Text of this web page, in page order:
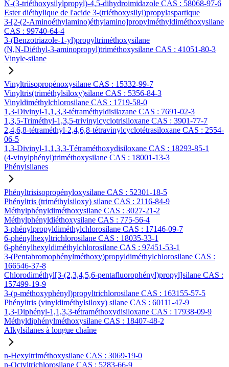
N-(3-triéthoxysilylpropyl)-4,5-dihydroimidazole CAS : 58068-97-6
Ester diéthylique de l'acide 3-(triéthoxysilyl)propylaspartique
3-[2-(2-Aminoéthylamino)éthylamino]propylméthyldiméthoxysilane
CAS : 99740-64-4
3-(Benzotriazole-1-yl)propyltriméthoxysilane
(N,N-Diéthyl-3-aminopropyl)triméthoxysilane CAS : 41051-80-3
Vinyle-silane
Vinyltriisopropénoxysilane CAS : 15332-99-7
Vinyltris(triméthylsiloxy)silane CAS : 5356-84-3
Vinyldiméthylchlorosilane CAS : 1719-58-0
1,3-Divinyl-1,1,3,3-tétraméthyldisilazane CAS : 7691-02-3
1,3,5-Triméthyl-1,3,5-trivinylcyclotrisiloxane CAS : 3901-77-7
2,4,6,8-tétraméthyl-2,4,6,8-tétravinylcyclotétrasiloxane CAS : 2554-
06-5
1,3-Divinyl-1,1,3,3-Tétraméthoxydisiloxane CAS : 18293-85-1
(4-vinylphényl)triméthoxysilane CAS : 18001-13-3
Phénylsilanes
Phényltrisisopropényloxysilane CAS : 52301-18-5
Phényltris (triméthylsiloxy) silane CAS : 2116-84-9
Méthylphényldiméthoxysilane CAS : 3027-21-2
Méthylphényldiéthoxysilane CAS : 775-56-4
3-phénylpropyldiméthylchlorosilane CAS : 17146-09-7
6-phénylhexyltrichlorosilane CAS : 18035-33-1
6-phénylhexyldiméthylchlorosilane CAS : 97451-53-1
3-(Pentabromophénylméthoxy)propyldiméthylchlorosilane CAS :
166546-37-8
Chlorodiméthyl[3-(2,3,4,5,6-pentafluorophényl)propyl]silane CAS :
157499-19-9
3-(p-méthoxyphényl)propyltrichlorosilane CAS : 163155-57-5
Phényltris (vinyldiméthylsiloxy) silane CAS : 60111-47-9
1,3-Diphényl-1,1,3,3-tétraméthoxydisiloxane CAS : 17938-09-9
Méthyldiphénylméthoxysilane CAS : 18407-48-2
Alkylsilanes à longue chaîne
n-Hexyltriméthoxysilane CAS : 3069-19-0
n-Octyltrichlorosilane CAS : 5283-66-9